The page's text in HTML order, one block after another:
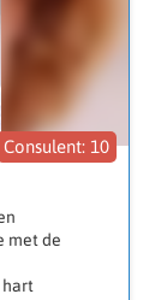
10
met de
hart